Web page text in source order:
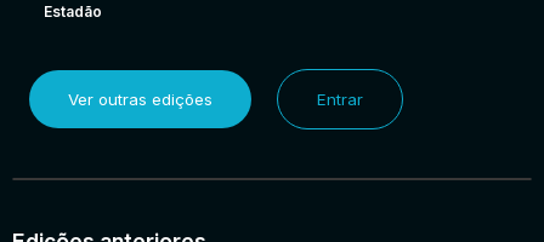
Estadão
Ver outras edições Entrar